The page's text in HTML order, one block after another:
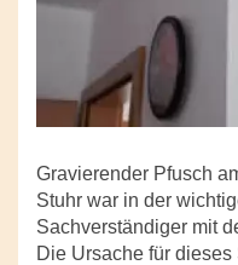
Gravierender Pfusch
Stuhr war in der
Sachverständiger mit
Die Ursache für